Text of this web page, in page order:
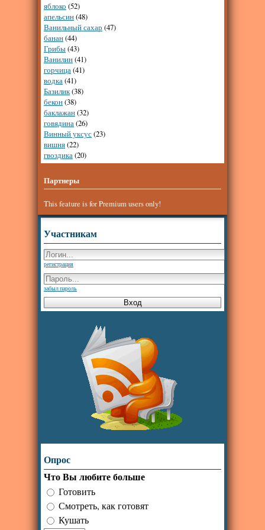
яблоко (52)
апельсин(48)
Ванильный сахар (47)
банан(44)
Грибы(43)
Ванилин(41)
горчица(41)
водка(41)
Базилик(38)
бекон(38)
баклажан(32)
говядина(26)
Винный уксус(23)
вишня(22)
гвоздика(20)
Партнеры
This feature is for Premium users only!
Участникам
регистрация
забыл пароль
Опрос
Что Вы любите больше
Готовить
Смотреть, как готовят
Кушать